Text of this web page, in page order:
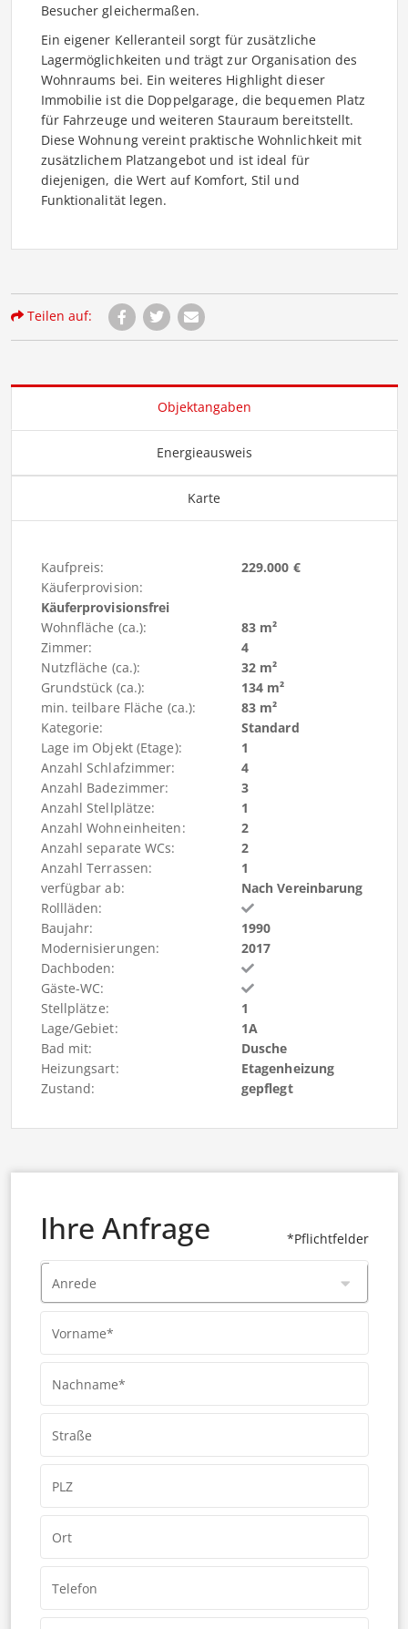
Besucher gleichermaßen.
Ein eigener Kelleranteil sorgt für zusätzliche
Lagermöglichkeiten und trägt zur Organisation des
Wohnraums bei. Ein weiteres Highlight dieser
Immobilie ist die Doppelgarage, die bequemen Platz
für Fahrzeuge und weiteren Stauraum bereitstellt.
Diese Wohnung vereint praktische Wohnlichkeit mit
zusätzlichem Platzangebot und ist ideal für
diejenigen, die Wert auf Komfort, Stil und
Funktionalität legen.
Teilen auf:
Objektangaben
Energieausweis
Karte
Kaufpreis:
229.000 €
Käuferprovision:
Käuferprovisionsfrei
Wohnfläche (ca.):
83 m²
Zimmer:
4
Nutzfläche (ca.):
32 m²
Grundstück (ca.):
134 m²
min. teilbare Fläche (ca.):
83 m²
Kategorie:
Standard
Lage im Objekt (Etage):
1
Anzahl Schlafzimmer:
4
Anzahl Badezimmer:
3
Anzahl Stellplätze:
1
Anzahl Wohneinheiten:
2
Anzahl separate WCs:
2
Anzahl Terrassen:
1
verfügbar ab:
Nach Vereinbarung
Rollläden:
Baujahr:
1990
Modernisierungen:
2017
Dachboden:
Gäste-WC:
Stellplätze:
1
Lage/Gebiet:
1A
Bad mit:
Dusche
Heizungsart:
Etagenheizung
Zustand:
gepflegt
*Pflichtfelder
Ihre Anfrage
Anrede
Vorname*
Nachname*
Straße
PLZ
Ort
Telefon